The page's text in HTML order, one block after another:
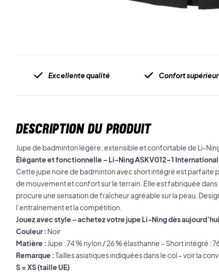
Excellente qualité Confort supérieur
DESCRIPTION DU PRODUIT
Jupe de badminton légère, extensible et confortable de Li-
Élégante et fonctionnelle – Li-Ning ASKV012-1
Cette jupe noire de badminton avec short intégré est parfaite
de mouvement et confort sur le terrain. Elle est fabriquée
procure une sensation de fraîcheur agréable sur la peau.
l’entraînement et la compétition.
Jouez avec style – achetez votre jupe Li-Ning dès
Couleur : Noir
Matière : Jupe : 74 % nylon / 26 % élasthanne – Short intégré :
Remarque :Tailles asiatiques indiquées dans le col – voir la
S = XS (taille UE)